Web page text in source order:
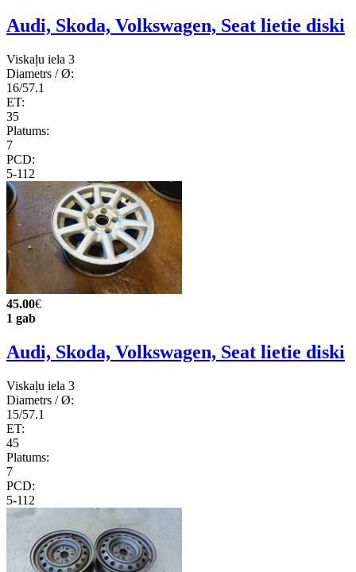
Audi, Skoda, Volkswagen, Seat lietie diski
Viskaļu iela 3
Diametrs / Ø:
16/57.1
ET:
35
Platums:
7
PCD:
5-112
45.00€
1 gab
Audi, Skoda, Volkswagen, Seat lietie diski
Viskaļu iela 3
Diametrs / Ø:
15/57.1
ET:
45
Platums:
7
PCD:
5-112